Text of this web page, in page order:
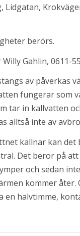
Lidgatan,
berörs.
Gahlin, 0611-
av påverkas
fungerar som
tar in kallvatten
alltså inte av
kallnar kan det
Det beror på
och sedan
kommer åter.
en halvtimme,